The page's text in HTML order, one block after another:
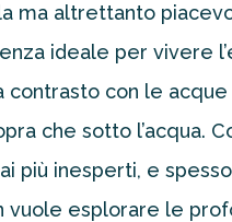
ma altrettanto
ideale per
contrasto con le
che sotto
più inesperti, e
vuole esplorare le